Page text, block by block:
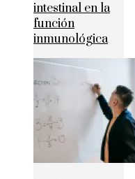
intestinal en la
función
inmunológica